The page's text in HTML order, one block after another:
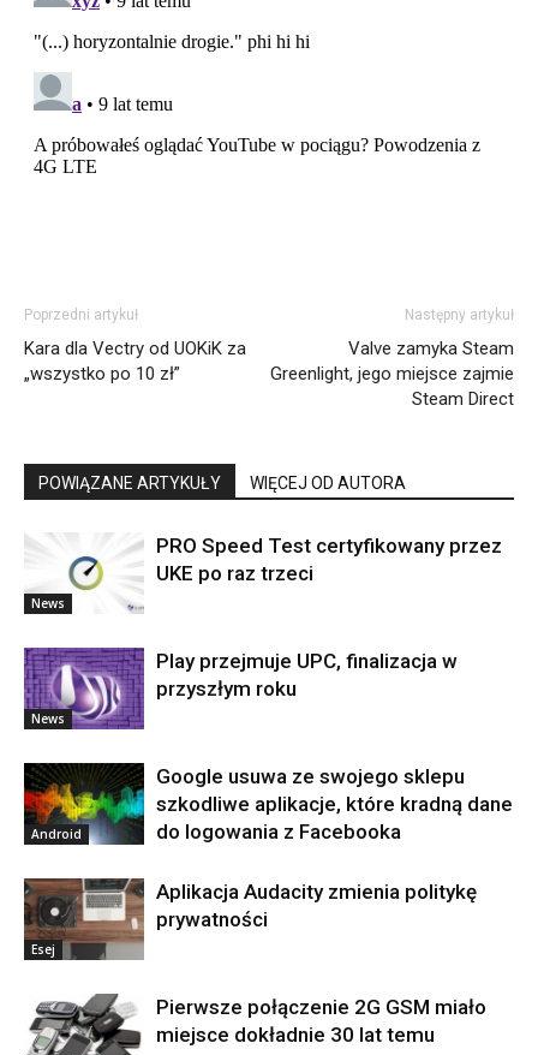
Poprzedni artykuł
Kara dla Vectry od UOKiK za
„wszystko po 10 zł”
Następny artykuł
Valve zamyka Steam
Greenlight, jego miejsce zajmie
Steam Direct
POWIĄZANE ARTYKUŁY WIĘCEJ OD AUTORA
News
PRO Speed Test certyfikowany przez
UKE po raz trzeci
News
Play przejmuje UPC, finalizacja w
przyszłym roku
Android
Google usuwa ze swojego sklepu
szkodliwe aplikacje, które kradną dane
do logowania z Facebooka
Esej
Aplikacja Audacity zmienia politykę
prywatności
Pierwsze połączenie 2G GSM miało
miejsce dokładnie 30 lat temu